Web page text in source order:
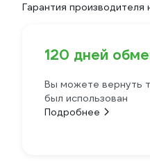
Гарантия производителя
120 дней
Вы можете вернуть
был использован
Подробнее